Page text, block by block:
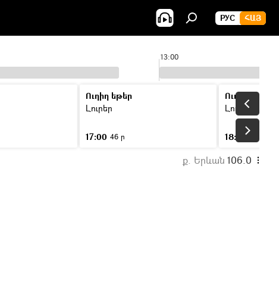
РУС ՀԱՅ
13:00
Ուղիղ եթեր
Լուրեր
17:00 46 ր
Ուղիղ եթեր
Լուրեր
18:00
ք. Երևան 106.0